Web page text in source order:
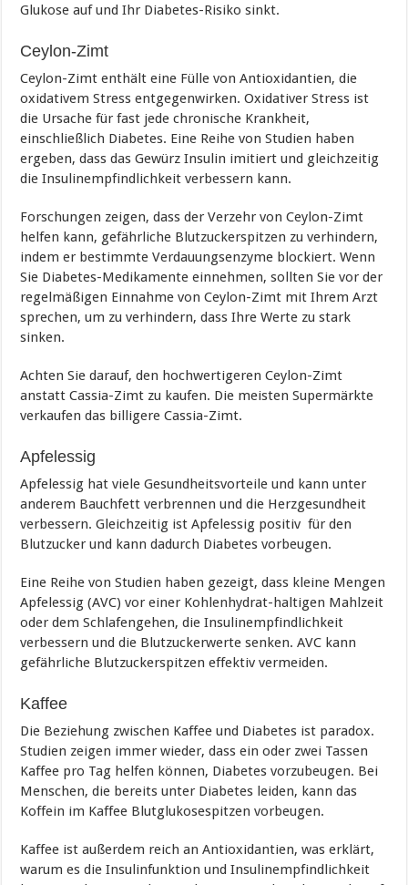
Glukose auf und Ihr Diabetes-Risiko sinkt.
Ceylon-Zimt
Ceylon-Zimt enthält eine Fülle von Antioxidantien, die
oxidativem Stress entgegenwirken. Oxidativer Stress ist
die Ursache für fast jede chronische Krankheit,
einschließlich Diabetes. Eine Reihe von Studien haben
ergeben, dass das Gewürz Insulin imitiert und gleichzeitig
die Insulinempfindlichkeit verbessern kann.
Forschungen zeigen, dass der Verzehr von Ceylon-Zimt
helfen kann, gefährliche Blutzuckerspitzen zu verhindern,
indem er bestimmte Verdauungsenzyme blockiert. Wenn
Sie Diabetes-Medikamente einnehmen, sollten Sie vor der
regelmäßigen Einnahme von Ceylon-Zimt mit Ihrem Arzt
sprechen, um zu verhindern, dass Ihre Werte zu stark
sinken.
Achten Sie darauf, den hochwertigeren Ceylon-Zimt
anstatt Cassia-Zimt zu kaufen. Die meisten Supermärkte
verkaufen das billigere Cassia-Zimt.
Apfelessig
Apfelessig hat viele Gesundheitsvorteile und kann unter
anderem Bauchfett verbrennen und die Herzgesundheit
verbessern. Gleichzeitig ist Apfelessig positiv für den
Blutzucker und kann dadurch Diabetes vorbeugen.
Eine Reihe von Studien haben gezeigt, dass kleine Mengen
Apfelessig (AVC) vor einer Kohlenhydrat-haltigen Mahlzeit
oder dem Schlafengehen, die Insulinempfindlichkeit
verbessern und die Blutzuckerwerte senken. AVC kann
gefährliche Blutzuckerspitzen effektiv vermeiden.
Kaffee
Die Beziehung zwischen Kaffee und Diabetes ist paradox.
Studien zeigen immer wieder, dass ein oder zwei Tassen
Kaffee pro Tag helfen können, Diabetes vorzubeugen. Bei
Menschen, die bereits unter Diabetes leiden, kann das
Koffein im Kaffee Blutglukosespitzen vorbeugen.
Kaffee ist außerdem reich an Antioxidantien, was erklärt,
warum es die Insulinfunktion und Insulinempfindlichkeit